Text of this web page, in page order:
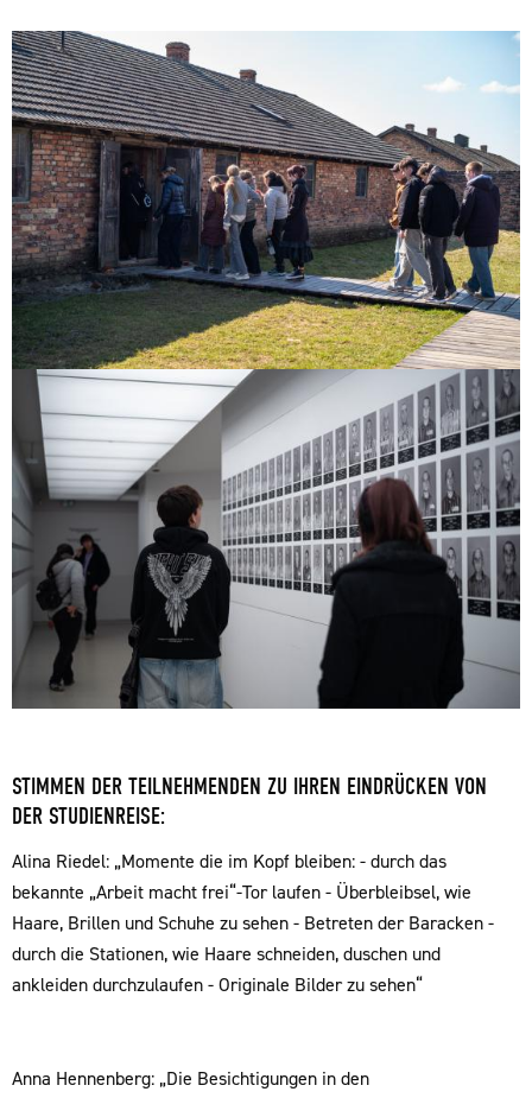
STIMMEN DER TEILNEHMENDEN ZU IHREN EINDRÜCKEN VON
DER STUDIENREISE:
Alina Riedel: „Momente die im Kopf bleiben: - durch das
bekannte „Arbeit macht frei“-Tor laufen - Überbleibsel, wie
Haare, Brillen und Schuhe zu sehen - Betreten der Baracken -
durch die Stationen, wie Haare schneiden, duschen und
ankleiden durchzulaufen - Originale Bilder zu sehen“
Anna Hennenberg: „Die Besichtigungen in den